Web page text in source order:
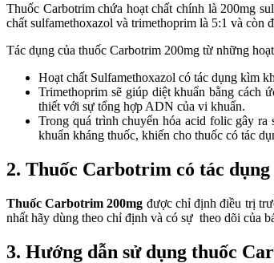
Thuốc Carbotrim chứa hoạt chất chính là 200mg
chất sulfamethoxazol và trimethoprim là 5:1 và còn
Tác dụng của thuốc Carbotrim 200mg từ những
Hoạt chất Sulfamethoxazol có tác dụng kìm
Trimethoprim sẽ giúp diệt khuẩn bằng cách
thiết với sự tổng hợp ADN của vi khuẩn.
Trong quá trình chuyển hóa acid folic gây
khuẩn kháng thuốc, khiến cho thuốc có tác
2. Thuốc Carbotrim có tác dụng
Thuốc Carbotrim 200mg được chỉ định điều trị
nhất hãy dùng theo chỉ định và có sự theo dõi của
3. Hướng dẫn sử dụng thuốc